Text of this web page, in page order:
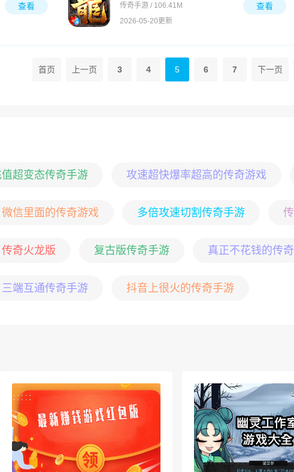
查看
传奇手游 / 106.41M
2026-05-20更新
查看
首页 上一页 3 4 5 6 7 下一页
超变态传奇手游 攻速超快爆率超高的传奇游戏
微信里面的传奇游戏 多倍攻速切割传奇手游
传奇火龙版 复古版传奇手游 真正不花钱的传
三端互通传奇手游 抖音上很火的传奇手游